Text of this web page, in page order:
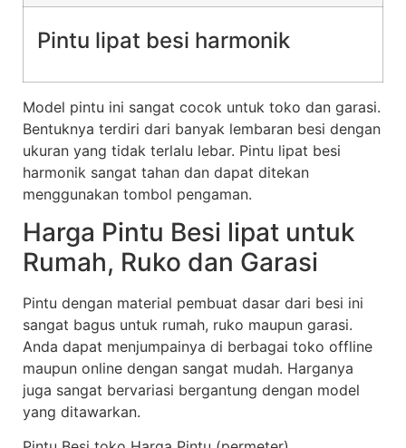
Pintu lipat besi harmonik
Model pintu ini sangat cocok untuk toko dan garasi.
Bentuknya terdiri dari banyak lembaran besi dengan
ukuran yang tidak terlalu lebar. Pintu lipat besi
harmonik sangat tahan dan dapat ditekan
menggunakan tombol pengaman.
Harga Pintu Besi lipat untuk
Rumah, Ruko dan Garasi
Pintu dengan material pembuat dasar dari besi ini
sangat bagus untuk rumah, ruko maupun garasi.
Anda dapat menjumpainya di berbagai toko offline
maupun online dengan sangat mudah. Harganya
juga sangat bervariasi bergantung dengan model
yang ditawarkan.